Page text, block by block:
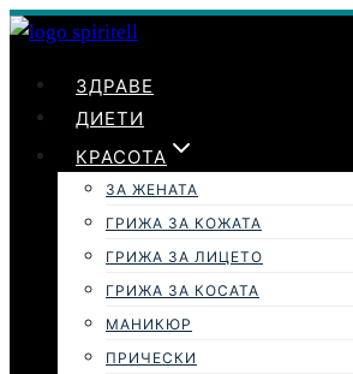
Към
ЗДРАВЕ
ДИЕТИ
КРАСОТА
ЗА ЖЕНАТА
ГРИЖА ЗА КОЖАТА
ГРИЖА ЗА ЛИЦЕТО
ГРИЖА ЗА КОСАТА
МАНИКЮР
ПРИЧЕСКИ